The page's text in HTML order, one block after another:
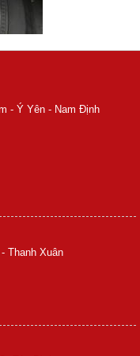
- Ý Yên - Nam Định
Thanh Xuân